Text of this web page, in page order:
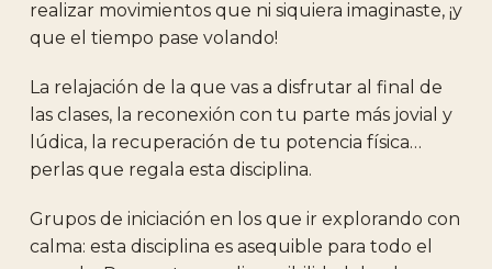
realizar movimientos que ni siquiera imaginaste, ¡y
que el tiempo pase volando!
La relajación de la que vas a disfrutar al final de
las clases, la reconexión con tu parte más jovial y
lúdica, la recuperación de tu potencia física…
perlas que regala esta disciplina.
Grupos de iniciación en los que ir explorando con
calma: esta disciplina es asequible para todo el